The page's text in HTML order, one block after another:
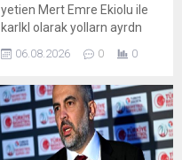
yetien Mert Emre Ekiolu ile
karlkl olarak yollarn ayrdn
06.08.2026 0 0